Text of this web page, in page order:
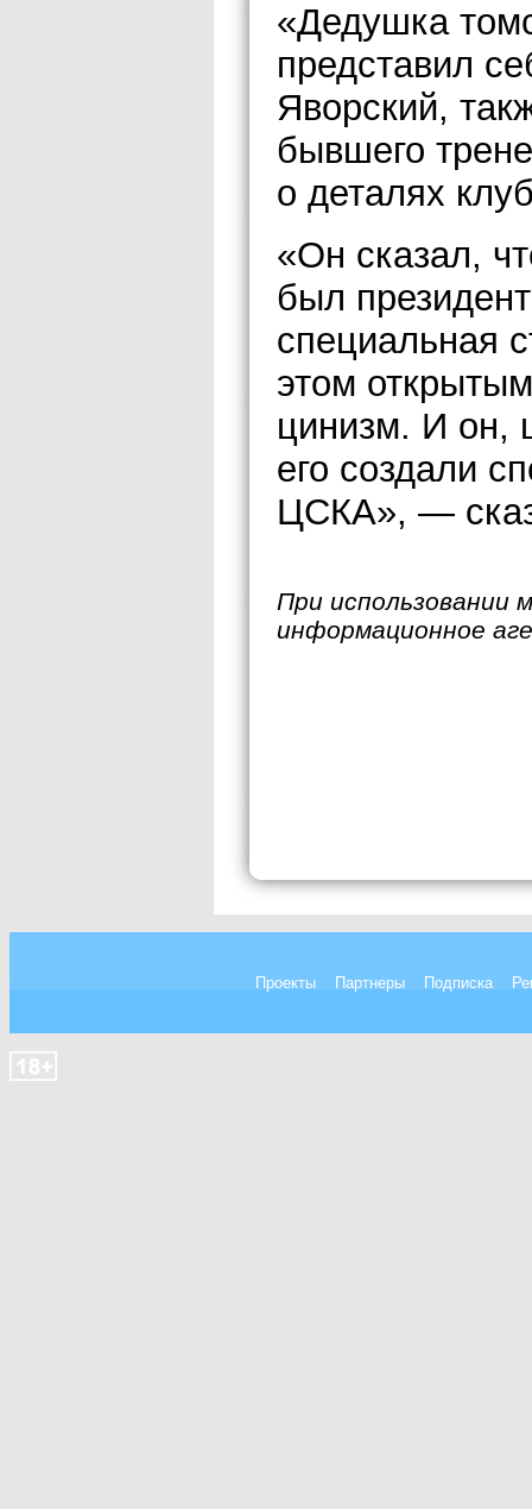
«Дедушка
представил
Яворский,
бывшего
о деталях
«Он сказал,
был
специальная
этом
цинизм. И он,
его создали
ЦСКА», —
При использовании
информационное
Проекты Партнеры Подписка